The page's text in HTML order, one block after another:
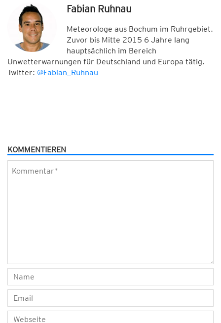
Fabian Ruhnau
Meteorologe aus Bochum im Ruhrgebiet.
Zuvor bis Mitte 2015 6 Jahre lang
hauptsächlich im Bereich
Unwetterwarnungen für Deutschland und Europa tätig.
Twitter: @Fabian_Ruhnau
KOMMENTIEREN